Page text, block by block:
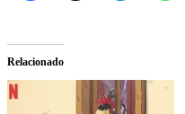
Relacionado